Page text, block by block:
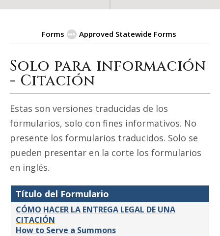
Forms Approved Statewide Forms
For Information Only - Summons -
Solo para información
- Citación
Estas son versiones traducidas de los
formularios, solo con fines informativos. No
presente los formularios traducidos. Solo se
pueden presentar en la corte los formularios
en inglés.
Título del Formulario
CÓMO HACER LA ENTREGA LEGAL DE UNA
CITACIÓN
How to Serve a Summons